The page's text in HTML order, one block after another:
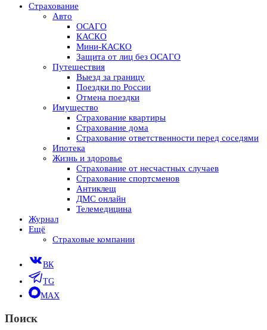
Страхование
Авто
ОСАГО
КАСКО
Мини-КАСКО
Защита от лиц без ОСАГО
Путешествия
Выезд за границу
Поездки по России
Отмена поездки
Имущество
Страхование квартиры
Страхование дома
Страхование ответственности перед соседями
Ипотека
Жизнь и здоровье
Страхование от несчастных случаев
Страхование спортсменов
Антиклещ
ДМС онлайн
Телемедицина
Журнал
Ещё
Страховые компании
ВК
TG
MAX
Поиск